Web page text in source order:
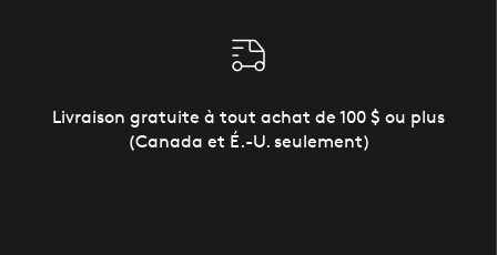
Livraison gratuite à tout achat de 100 $ ou plus
(Canada et É.-U. seulement)